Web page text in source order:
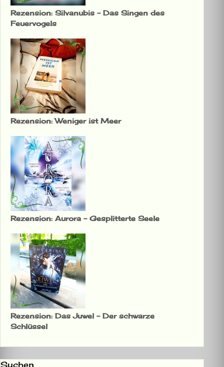
Rezension: Silvanubis – Das Singen des
Feuervogels
Rezension: Weniger ist Meer
Rezension: Aurora – Gesplitterte Seele
Rezension: Das Juwel – Der schwarze
Schlüssel
Suchen